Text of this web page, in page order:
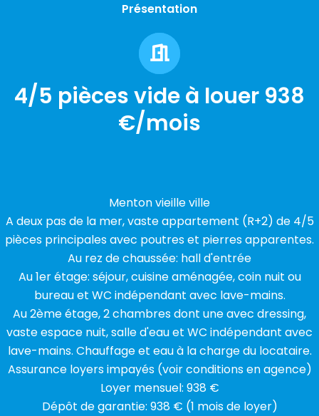
Présentation
4/5 pièces vide à louer 938
€/mois
Menton vieille ville
A deux pas de la mer, vaste appartement (R+2) de 4/5
pièces principales avec poutres et pierres apparentes.
Au rez de chaussée: hall d'entrée
Au 1er étage: séjour, cuisine aménagée, coin nuit ou
bureau et WC indépendant avec lave-mains.
Au 2ème étage, 2 chambres dont une avec dressing,
vaste espace nuit, salle d'eau et WC indépendant avec
lave-mains. Chauffage et eau à la charge du locataire.
Assurance loyers impayés (voir conditions en agence)
Loyer mensuel: 938 €
Dépôt de garantie: 938 € (1 mois de loyer)